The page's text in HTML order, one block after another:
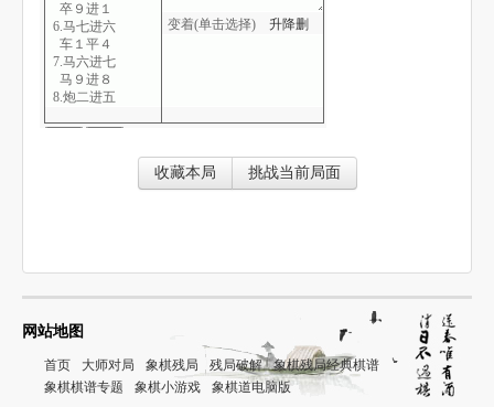
卒９进１
6.马七进六
车１平４
7.马六进七
马９进８
8.炮二进五
9.车九平四
13.车四进二
士４进５
炮４进７
16.炮八平六
炮４平６
变着(单击选择) 升降删
收藏本局 挑战当前局面
网站地图
首页 大师对局 象棋残局 残局破解
象棋残局经典棋谱
象棋棋谱专题
象棋小游戏 象棋道电脑版